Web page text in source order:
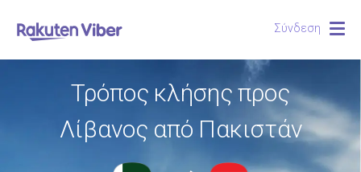
Σύνδεση
Τρόπος κλήσης προς
Λίβανος από Πακιστάν